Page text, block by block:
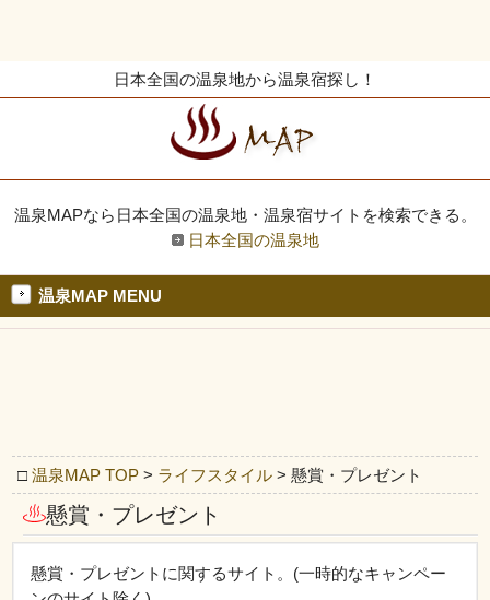
日本全国の温泉地から温泉宿探し！
温泉MAPなら日本全国の温泉地・温泉宿サイトを検索できる。
日本全国の温泉地
温泉MAP MENU
□温泉MAP TOP > ライフスタイル > 懸賞・プレゼント
懸賞・プレゼント
懸賞・プレゼントに関するサイト。(一時的なキャンペー